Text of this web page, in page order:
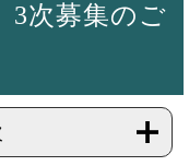
次募集のご